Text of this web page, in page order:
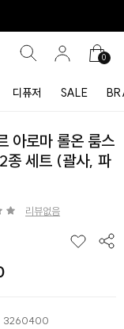
0
디퓨저 SALE
아로마 롤온 룸스
종 세트 (괄사, 파
리뷰없음
3260400